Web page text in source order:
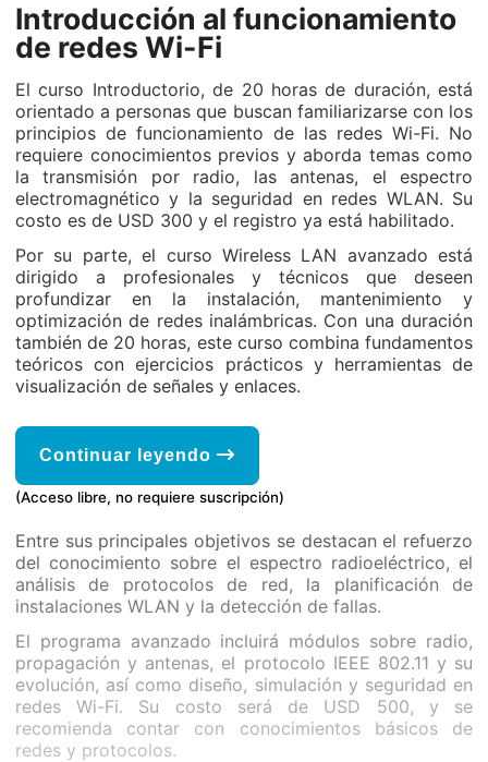
Introducción al funcionamiento
de redes Wi-Fi
El curso Introductorio, de 20 horas de duración, está
orientado a personas que buscan familiarizarse con los
principios de funcionamiento de las redes Wi-Fi. No
requiere conocimientos previos y aborda temas como
la transmisión por radio, las antenas, el espectro
electromagnético y la seguridad en redes WLAN. Su
costo es de USD 300 y el registro ya está habilitado.
Por su parte, el curso Wireless LAN avanzado está
dirigido a profesionales y técnicos que deseen
profundizar en la instalación, mantenimiento y
optimización de redes inalámbricas. Con una duración
también de 20 horas, este curso combina fundamentos
teóricos con ejercicios prácticos y herramientas de
visualización de señales y enlaces.
Continuar leyendo
(Acceso libre, no requiere suscripción)
Entre sus principales objetivos se destacan el refuerzo
del conocimiento sobre el espectro radioeléctrico, el
análisis de protocolos de red, la planificación de
instalaciones WLAN y la detección de fallas.
El programa avanzado incluirá módulos sobre radio,
propagación y antenas, el protocolo IEEE 802.11 y su
evolución, así como diseño, simulación y seguridad en
redes Wi-Fi. Su costo será de USD 500, y se
recomienda contar con conocimientos básicos de
redes y protocolos.